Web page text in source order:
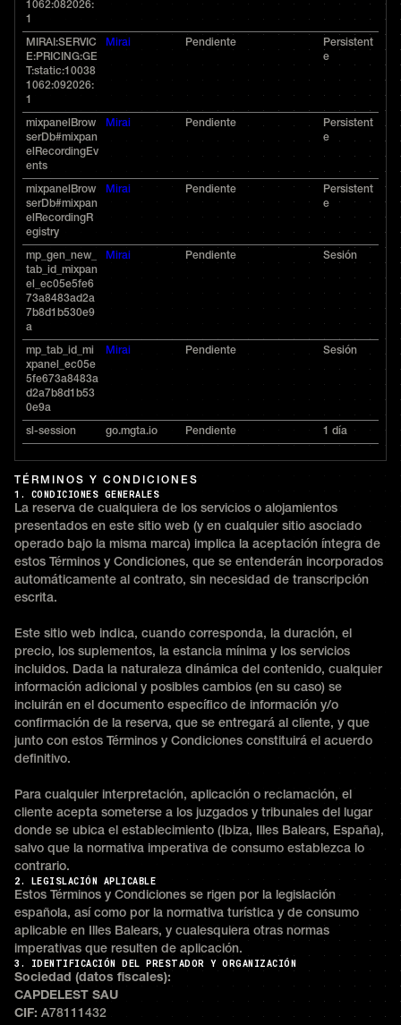
1062:082026:
1
MIRAI:SERVIC
E:PRICING:GE
T:static:10038
1062:092026:
1
Mirai Pendiente
Persistent
e
mixpanelBrow
serDb#mixpan
elRecordingEv
ents
Mirai Pendiente
Persistent
e
mixpanelBrow
serDb#mixpan
elRecordingR
egistry
Mirai Pendiente
Persistent
e
mp_gen_new_
tab_id_mixpan
el_ec05e5fe6
73a8483ad2a
7b8d1b530e9
a
Mirai Pendiente Sesión
mp_tab_id_mi
xpanel_ec05e
5fe673a8483a
d2a7b8d1b53
0e9a
Mirai Pendiente Sesión
sl-session go.mgta.io Pendiente 1 día
TÉRMINOS Y CONDICIONES
1. CONDICIONES GENERALES
La reserva de cualquiera de los servicios o alojamientos
presentados en este sitio web (y en cualquier sitio asociado
operado bajo la misma marca) implica la aceptación íntegra de
estos Términos y Condiciones, que se entenderán incorporados
automáticamente al contrato, sin necesidad de transcripción
escrita.
Este sitio web indica, cuando corresponda, la duración, el
precio, los suplementos, la estancia mínima y los servicios
incluidos. Dada la naturaleza dinámica del contenido, cualquier
información adicional y posibles cambios (en su caso) se
incluirán en el documento específico de información y/o
confirmación de la reserva, que se entregará al cliente, y que
junto con estos Términos y Condiciones constituirá el acuerdo
definitivo.
Para cualquier interpretación, aplicación o reclamación, el
cliente acepta someterse a los juzgados y tribunales del lugar
donde se ubica el establecimiento (Ibiza, Illes Balears, España),
salvo que la normativa imperativa de consumo establezca lo
contrario.
2. LEGISLACIÓN APLICABLE
Estos Términos y Condiciones se rigen por la legislación
española, así como por la normativa turística y de consumo
aplicable en Illes Balears, y cualesquiera otras normas
imperativas que resulten de aplicación.
3. IDENTIFICACIÓN DEL PRESTADOR Y ORGANIZACIÓN
Sociedad (datos fiscales):
CAPDELEST SAU
CIF: A78111432